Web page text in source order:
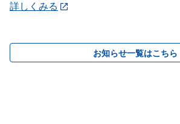
詳しくみる
お知らせ一覧はこちら